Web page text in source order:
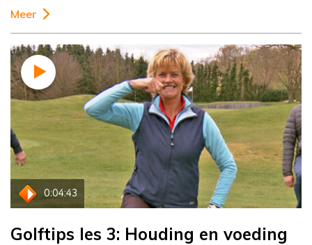
Meer
0:04:43
Golftips les 3: Houding en voeding